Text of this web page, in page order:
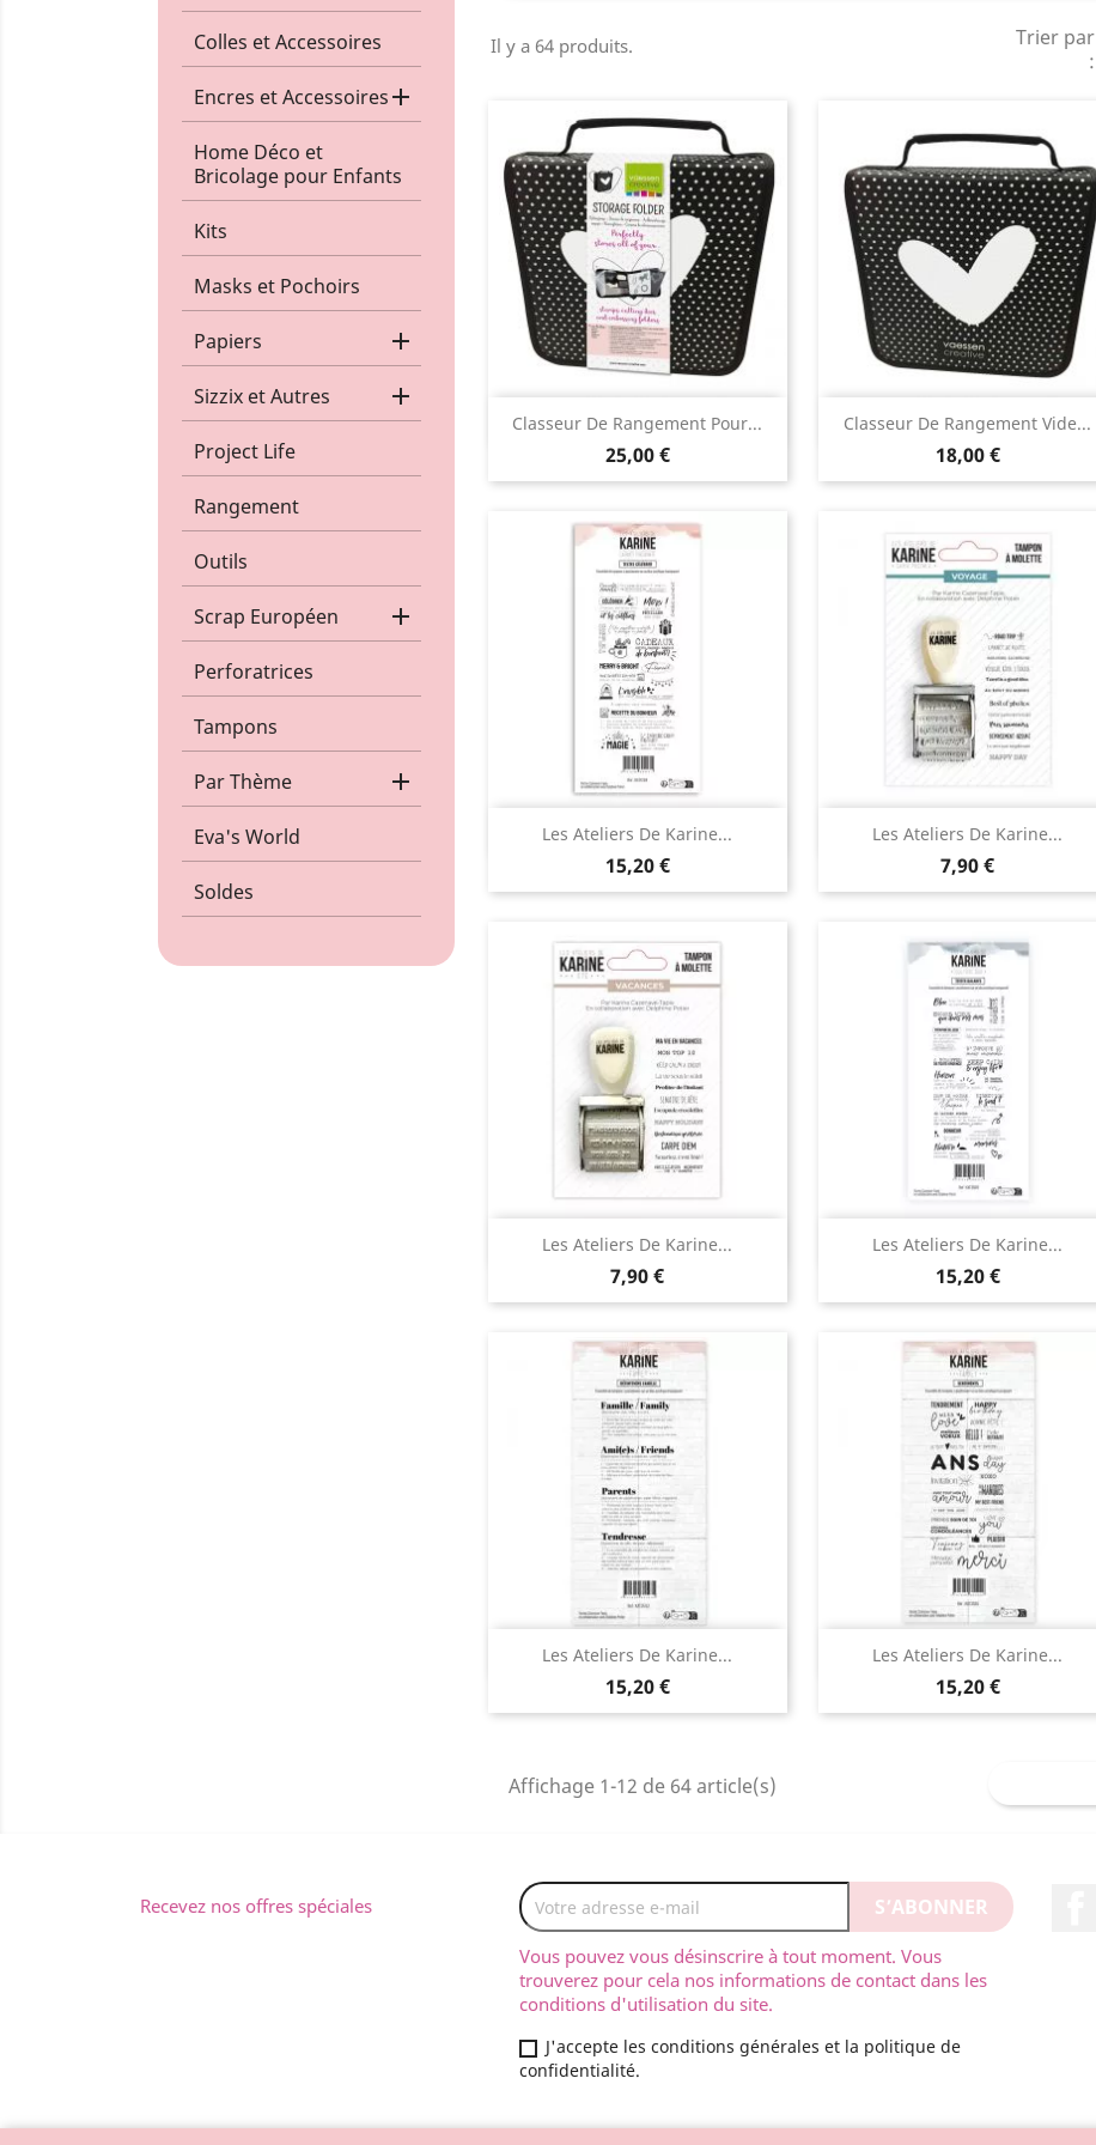
Colles et Accessoires
Encres et Accessoires
Home Déco et
Bricolage pour Enfants
Kits
Masks et Pochoirs
Papiers 
Sizzix et Autres 
Project Life
Rangement
Outils
Scrap Européen 
Perforatrices
Tampons
Par Thème 
Eva's World
Soldes
Il y a 64 produits.
Trier par
:
Classeur De Rangement Pour...
25,00 €
 Aperçu rapide Classeur De Rangement Vide...
18,00 €
 Aperçu rapide
Les Ateliers De Karine...
15,20 €
Aperçu rapide Les Ateliers De Karine...
7,90 €
Aperçu rapide
Les Ateliers De Karine...
7,90 €
Aperçu rapide Les Ateliers De Karine...
15,20 €
Aperçu rapide
Les Ateliers De Karine...
15,20 €
Aperçu rapide Les Ateliers De Karine...
15,20 €
Aperçu rapide
Affichage 1-12 de 64 article(s)
Recevez nos offres spéciales
Vous pouvez vous désinscrire à tout moment. Vous
trouverez pour cela nos informations de contact dans les
conditions d'utilisation du site.
J'accepte les conditions générales et la politique de
confidentialité.